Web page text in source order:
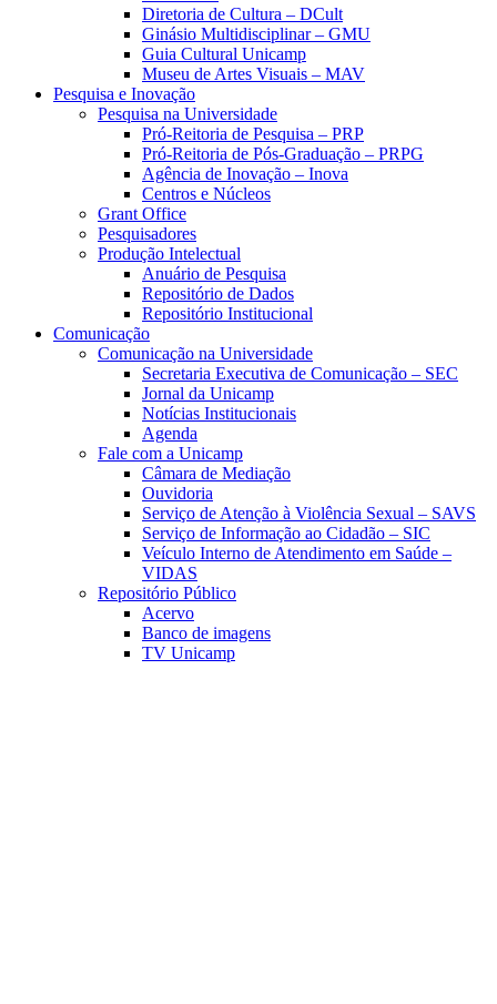
Diretoria de Cultura – DCult
Ginásio Multidisciplinar – GMU
Guia Cultural Unicamp
Museu de Artes Visuais – MAV
Pesquisa e Inovação
Pesquisa na Universidade
Pró-Reitoria de Pesquisa – PRP
Pró-Reitoria de Pós-Graduação – PRPG
Agência de Inovação – Inova
Centros e Núcleos
Grant Office
Pesquisadores
Produção Intelectual
Anuário de Pesquisa
Repositório de Dados
Repositório Institucional
Comunicação
Comunicação na Universidade
Secretaria Executiva de Comunicação – SEC
Jornal da Unicamp
Notícias Institucionais
Agenda
Fale com a Unicamp
Câmara de Mediação
Ouvidoria
Serviço de Atenção à Violência Sexual – SAVS
Serviço de Informação ao Cidadão – SIC
Veículo Interno de Atendimento em Saúde –
VIDAS
Repositório Público
Acervo
Banco de imagens
TV Unicamp